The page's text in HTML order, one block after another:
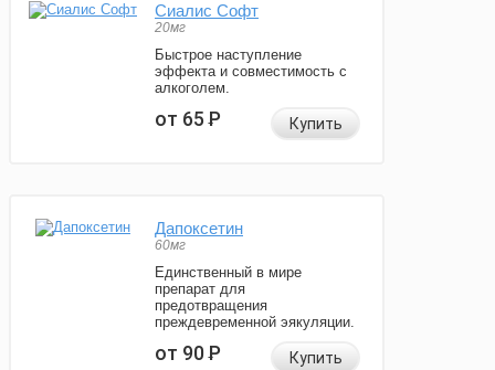
Сиалис Софт
20мг
Быстрое наступление
эффекта и совместимость с
алкоголем.
от 65Р Купить
Дапоксетин
60мг
Единственный в мире
препарат для
предотвращения
преждевременной эякуляции.
от 90Р Купить